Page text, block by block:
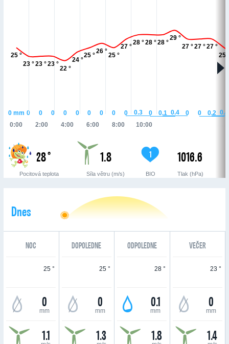
25 °
23 °23 °23 °
22 °
24 °
25 °
26 °
25 °
27 °
28 °28 °28 °
29 °
27 °27 °27 °
25
0:00 2:00 4:00 6:00 8:00 10:00
0mm 0 0 0 0 0 0 0 0 0 0.3 0 0.1 0.4 0 0 0.2 0.4
28 °
Pocitová teplota
1.8
Síla větru (m/s)
1
BIO
1016.6
Tlak (hPa)
Dnes
NOC DOPOLEDNE ODPOLEDNE VEČER
25 °
0
mm
1.1
25 °
0
mm
1.3
28 °
0.1
mm
1.8
23 °
0
mm
1.4